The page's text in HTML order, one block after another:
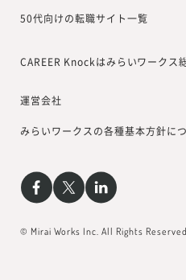
50代向けの転職サイト一覧
CAREER Knockはみらいワークス
運営会社
みらいワークスの各種基本方針に
© Mirai Works Inc. All Rights Reserved.